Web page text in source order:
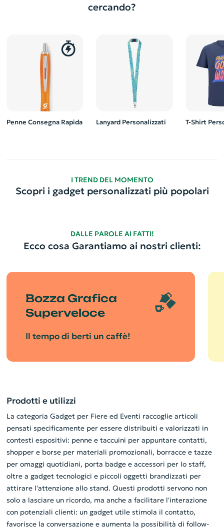
cercando?
Penne Consegna Rapida Lanyard Personalizzati T-Shirt
I TREND DEL MOMENTO
Scopri i gadget personalizzati più popolari
DALLE PAROLE AI FATTI!
Ecco cosa Garantiamo ai nostri clienti:
Bozza Grafica
Superveloce
Il tempo di berti un caffè!
Prodotti e utilizzi
La categoria Gadget per Fiere ed Eventi raccoglie articoli
pensati specificamente per essere distribuiti e valorizzati in
contesti espositivi: penne e taccuini per appuntare contatti,
shopper e borse per materiali promozionali, borracce e tazze
per omaggi quotidiani, porta badge e accessori per lo staff,
oltre a gadget tecnologici e piccoli oggetti brandizzati per
attirare l'attenzione allo stand. Questi prodotti servono non
solo a lasciare un ricordo, ma anche a facilitare l'interazione
con potenziali clienti: un gadget utile stimola il contatto,
favorisce la conversazione e aumenta la possibilità di follow-